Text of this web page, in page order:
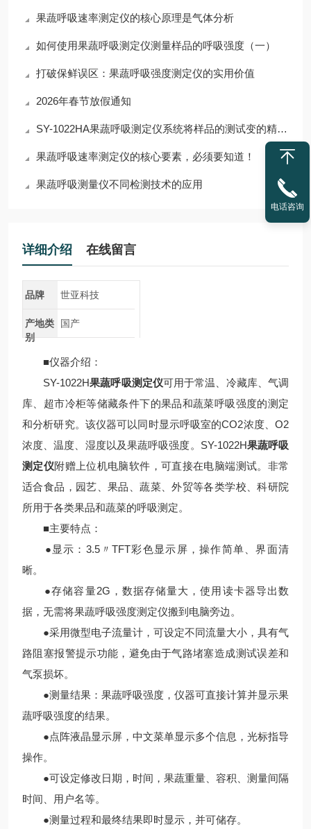
果蔬呼吸速率测定仪的核心原理是气体分析
如何使用果蔬呼吸测定仪测量样品的呼吸强度（一）
打破保鲜误区：果蔬呼吸强度测定仪的实用价值
2026年春节放假通知
SY-1022HA果蔬呼吸测定仪系统将样品的测试变的精细化、可视化
果蔬呼吸速率测定仪的核心要素，必须要知道！
果蔬呼吸测量仪不同检测技术的应用
详细介绍 在线留言
品牌 世亚科技
产地类
别
国产
■仪器介绍：
SY-1022H果蔬呼吸测定仪可用于常温、冷藏库、气调
库、超市冷柜等储藏条件下的果品和蔬菜呼吸强度的测定
和分析研究。该仪器可以同时显示呼吸室的CO2浓度、O2
浓度、温度、湿度以及果蔬呼吸强度。SY-1022H果蔬呼吸
测定仪附赠上位机电脑软件，可直接在电脑端测试。非常
适合食品，园艺、果品、蔬菜、外贸等各类学校、科研院
所用于各类果品和蔬菜的呼吸测定。
■主要特点：
●显示：3.5〃TFT彩色显示屏，操作简单、界面清
晰。
●存储容量2G，数据存储量大，使用读卡器导出数
据，无需将果蔬呼吸强度测定仪搬到电脑旁边。
●采用微型电子流量计，可设定不同流量大小，具有气
路阻塞报警提示功能，避免由于气路堵塞造成测试误差和
气泵损坏。
●测量结果：果蔬呼吸强度，仪器可直接计算并显示果
蔬呼吸强度的结果。
●点阵液晶显示屏，中文菜单显示多个信息，光标指导
操作。
●可设定修改日期，时间，果蔬重量、容积、测量间隔
时间、用户名等。
●测量过程和最终结果即时显示，并可储存。
电话咨询